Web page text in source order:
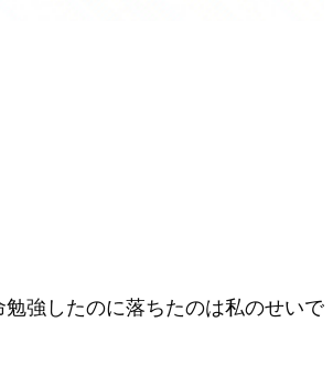
勉強したのに落ちたのは私のせいで